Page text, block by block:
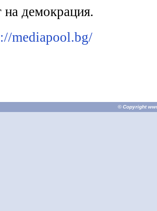
демокрация.
mediapool.bg/
© Copyright